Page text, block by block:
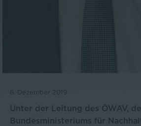
6. Dezember 2019
Unter der Leitung des ÖWAV,
Bundesministeriums für